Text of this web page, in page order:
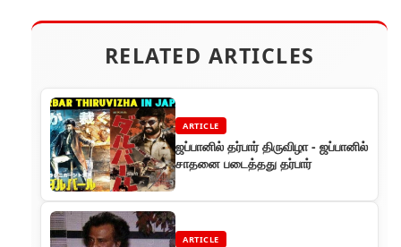
RELATED ARTICLES
ARTICLE
ஜப்பானில் தர்பார் திருவிழா - ஜப்பானில்
சாதனை படைத்தது தர்பார்
ARTICLE